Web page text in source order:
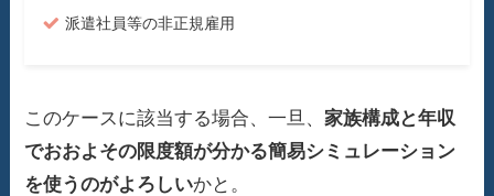
派遣社員等の非正規雇用
このケースに該当する場合、一旦、家族構成と年収
でおおよその限度額が分かる簡易シミュレーション
を使うのがよろしいかと。